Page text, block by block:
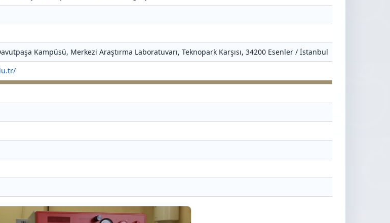
Kampüsü, Merkezi Araştırma Laboratuvarı, Teknopark Karşısı, 34200 Esenler / İstanbul